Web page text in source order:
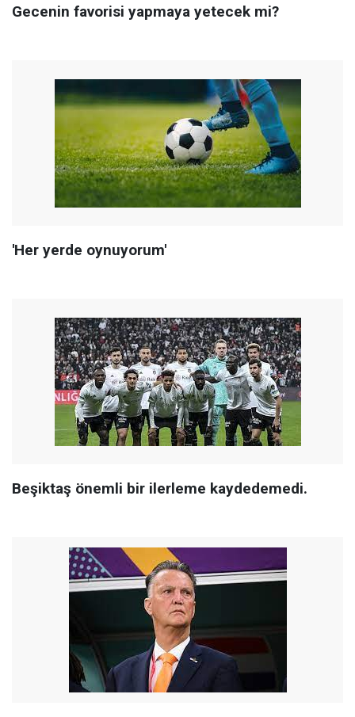
Gecenin favorisi yapmaya yetecek mi?
'Her yerde oynuyorum'
Beşiktaş önemli bir ilerleme kaydedemedi.